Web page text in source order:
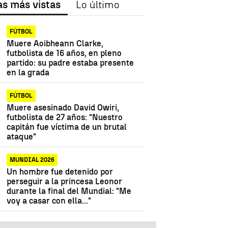
más vistas Lo último
FÚTBOL
Muere Aoibheann Clarke,
futbolista de 16 años, en pleno
partido: su padre estaba presente
en la grada
FÚTBOL
Muere asesinado David Owiri,
futbolista de 27 años: "Nuestro
capitán fue víctima de un brutal
ataque"
MUNDIAL 2026
Un hombre fue detenido por
perseguir a la princesa Leonor
durante la final del Mundial: "Me
voy a casar con ella..."